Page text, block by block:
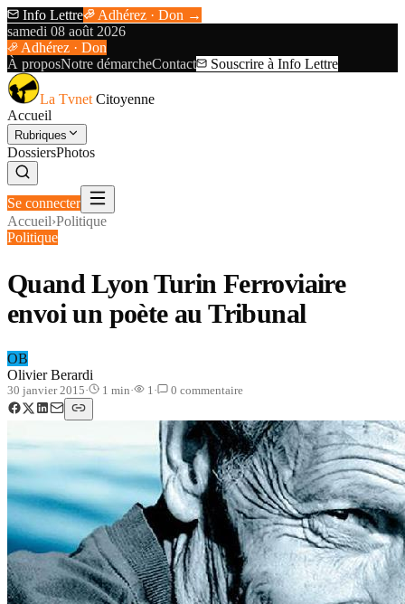
Info Lettre
Adhérez · Don →
samedi 08 août 2026
Adhérez · Don
À proposNotre démarcheContact Souscrire à Info Lettre
La Tvnet Citoyenne
Accueil
Rubriques
DossiersPhotos
Se connecter
Accueil›Politique
Politique
Quand Lyon Turin Ferroviaire
envoi un poète au Tribunal
OB
Olivier Berardi
30 janvier 2015· 1 min· 1 · 0 commentaire